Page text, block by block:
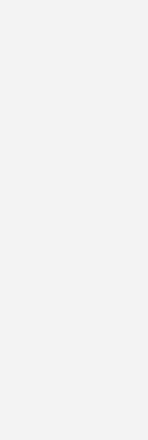
halten wir Sie über die
dem Laufenden.
Deutschland
in NRW
Vorfahrt hat